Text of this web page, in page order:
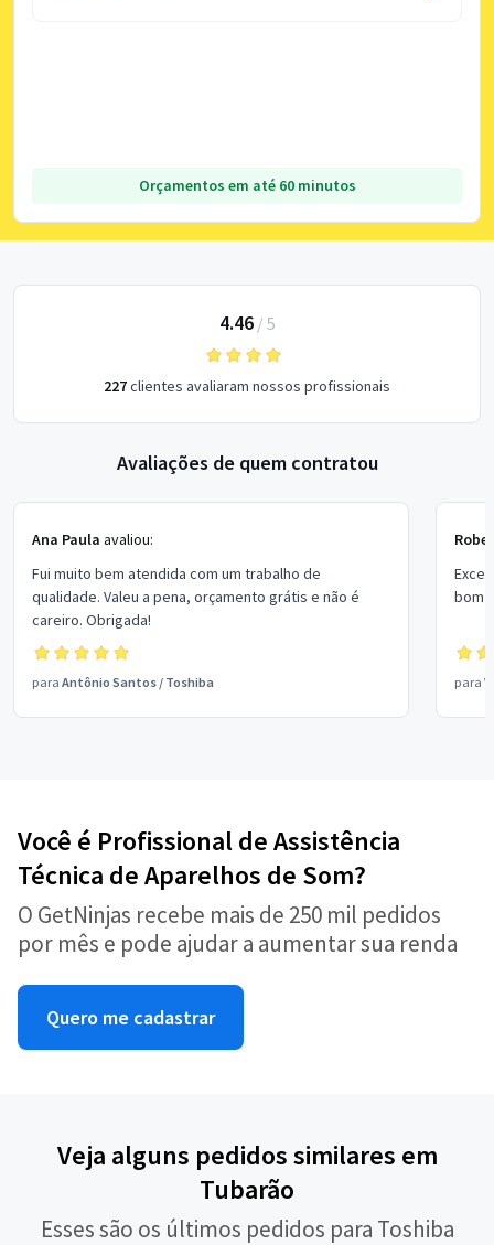
Orçamentos em até 60 minutos
4.46/ 5
227clientes avaliaram nossos profissionais
Avaliações de quem contratou
Ana Paula avaliou:
Fui muito bem atendida com um trabalho de
qualidade. Valeu a pena, orçamento grátis e não é
careiro. Obrigada!
para Antônio Santos / Toshiba
bom
para
Você é Profissional de Assistência
Técnica de Aparelhos de Som?
O GetNinjas recebe mais de 250 mil pedidos
por mês e pode ajudar a aumentar sua renda
Quero me cadastrar
Veja alguns pedidos similares em
Tubarão
Esses são os últimos pedidos para Toshiba